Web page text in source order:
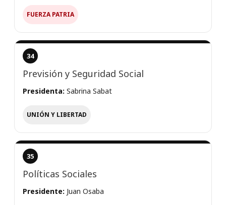
FUERZA PATRIA
34
Previsión y Seguridad Social
Presidenta: Sabrina Sabat
UNIÓN Y LIBERTAD
35
Políticas Sociales
Presidente: Juan Osaba